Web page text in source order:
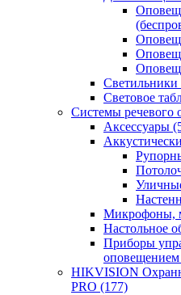
Светильники
Световое
Системы речевого
Аксессуары
Микрофоны,
Настольное
Приборы
оповещением
HIKVISION
PRO (177)